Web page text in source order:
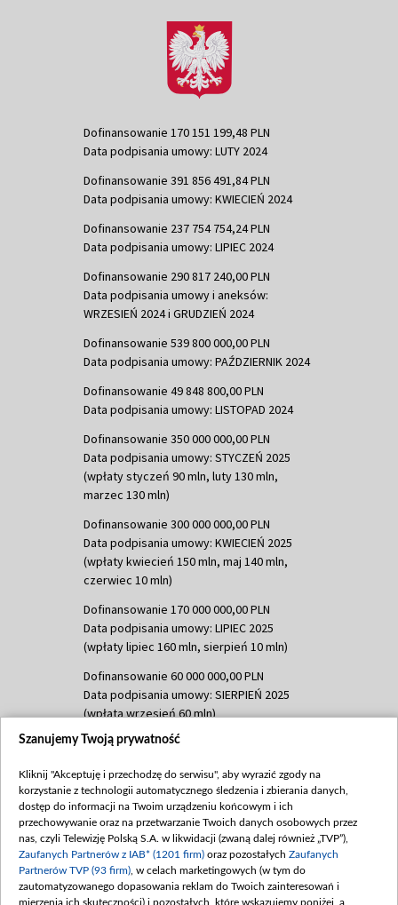
Dofinansowanie 170 151 199,48 PLN
Data podpisania umowy: LUTY 2024
Dofinansowanie 391 856 491,84 PLN
Data podpisania umowy: KWIECIEŃ 2024
Dofinansowanie 237 754 754,24 PLN
Data podpisania umowy: LIPIEC 2024
Dofinansowanie 290 817 240,00 PLN
Data podpisania umowy i aneksów:
WRZESIEŃ 2024 i GRUDZIEŃ 2024
Dofinansowanie 539 800 000,00 PLN
Data podpisania umowy: PAŹDZIERNIK 2024
Dofinansowanie 49 848 800,00 PLN
Data podpisania umowy: LISTOPAD 2024
Dofinansowanie 350 000 000,00 PLN
Data podpisania umowy: STYCZEŃ 2025
(wpłaty styczeń 90 mln, luty 130 mln,
marzec 130 mln)
Dofinansowanie 300 000 000,00 PLN
Data podpisania umowy: KWIECIEŃ 2025
(wpłaty kwiecień 150 mln, maj 140 mln,
czerwiec 10 mln)
Dofinansowanie 170 000 000,00 PLN
Data podpisania umowy: LIPIEC 2025
(wpłaty lipiec 160 mln, sierpień 10 mln)
Dofinansowanie 60 000 000,00 PLN
Data podpisania umowy: SIERPIEŃ 2025
(wpłata wrzesień 60 mln)
Dofinansowanie 635 783 051,21 PLN
(wpłata wrzesień 100 mln, październik 350
mln, listopad 265 mln)
Dofinansowanie 48 862 000,00 PLN
Data podpisania umowy: GRUDZIEŃ 2025
(wpłata grudzień 60,548 mln)
Dofinansowanie 900 000 000,00 PLN
Szanujemy Twoją prywatność
Kliknij "Akceptuję i przechodzę do serwisu", aby wyrazić zgody na
korzystanie z technologii automatycznego śledzenia i zbierania danych,
dostęp do informacji na Twoim urządzeniu końcowym i ich
przechowywanie oraz na przetwarzanie Twoich danych osobowych przez
nas, czyli Telewizję Polską S.A. w likwidacji (zwaną dalej również „TVP”),
Zaufanych Partnerów z IAB* (1201 firm) oraz pozostałych Zaufanych
Partnerów TVP (93 firm) , w celach marketingowych (w tym do
zautomatyzowanego dopasowania reklam do Twoich zainteresowań i
mierzenia ich skuteczności) i pozostałych, które wskazujemy poniżej, a